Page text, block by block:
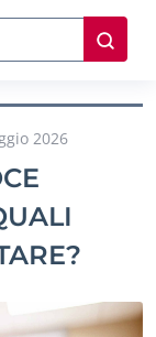
2026